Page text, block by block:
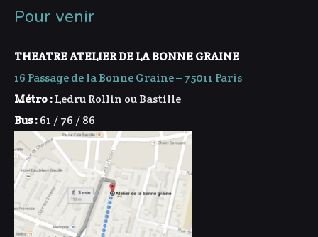
Pour venir
THEATRE ATELIER DE LA BONNE GRAINE
16 Passage de la Bonne Graine – 75011 Paris
Métro :Ledru Rollin ou Bastille
Bus :61 / 76 / 86